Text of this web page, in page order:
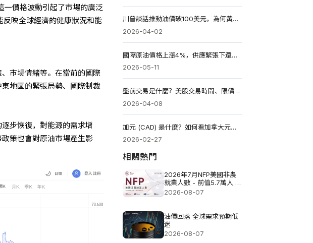
價格波動引起了市場的廣泛
映全球經濟的健康狀況和能
市場情緒等。在當前的國際
地區的緊張局勢、國際制裁
步恢復，對能源的需求增
策也會對原油市場產生影
川普談話推動油價破100美元，為何黃金價格跳水?
2026-04-02
國際原油價格上漲4%，供應緊張下還能持續漲嗎?
2026-05-11
盤前交易是什麼？美股交易時間、限價單規則與避坑指南！
2026-04-08
加元 (CAD) 是什麼？如何看加拿大元的匯率？未來走勢如何？
2026-02-27
相關熱門
2026年7月NFP美國非農
就業人數 - 前值5.7萬人 預
測值8.3萬
2026-08-07
油價回落 全球需求預期低
迷
2026-08-07